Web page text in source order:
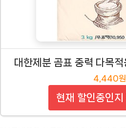
대한제분 곰표 중력 다목
4,440원
현재 할인중인지